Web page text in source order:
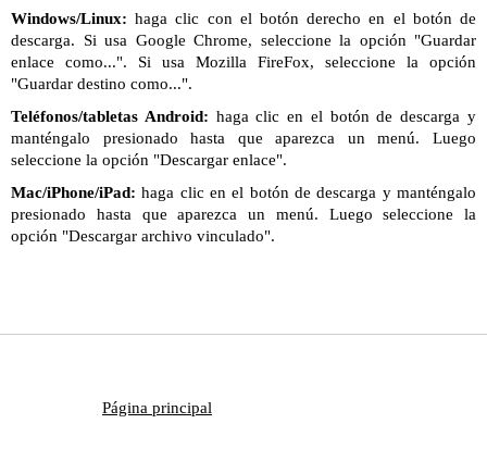
Windows/Linux: haga clic con el botón derecho en el botón de
descarga. Si usa Google Chrome, seleccione la opción "Guardar
enlace como...". Si usa Mozilla FireFox, seleccione la opción
"Guardar destino como...".
Teléfonos/tabletas Android: haga clic en el botón de descarga y
manténgalo presionado hasta que aparezca un menú. Luego
seleccione la opción "Descargar enlace".
Mac/iPhone/iPad: haga clic en el botón de descarga y manténgalo
presionado hasta que aparezca un menú. Luego seleccione la
opción "Descargar archivo vinculado".
Página principal